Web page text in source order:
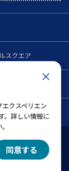
クスペリエン
。詳しい情報に
同意する
スクエア
について